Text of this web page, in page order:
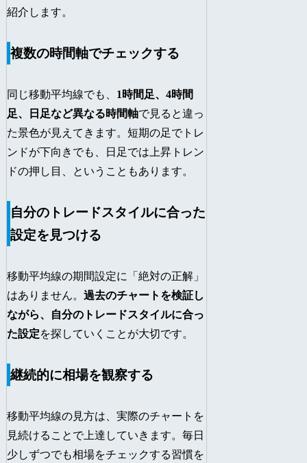
紹介します。
複数の時間軸でチェックする
同じ移動平均線でも、 1時間足、4時間
足、日足など異なる時間軸で見ると違っ
た景色が見えてきます。短期の足でトレ
ンドが下向きでも、日足では上昇トレン
ドの押し目、ということもあります。
自分のトレードスタイルに合った
設定を見つける
移動平均線の期間設定に「絶対の正解」
はありません。過去のチャートを検証し
ながら、自分のトレードスタイルに合っ
た設定を探していくことが大切です。
継続的に相場を観察する
移動平均線の見方は、実際のチャートを
見続けることで上達していきます。毎日
少しずつでも相場をチェックする習慣を